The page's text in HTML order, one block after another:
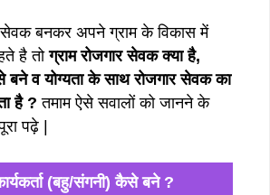
सेवक बनकर अपने ग्राम के विकास में
है तोग्राम रोजगार सेवक क्या है,
व योग्यता के साथ रोजगार सेवक का
है ?तमाम ऐसे सवालों को जानने के
पढ़े |
(बहु/संगनी) कैसे बने ?